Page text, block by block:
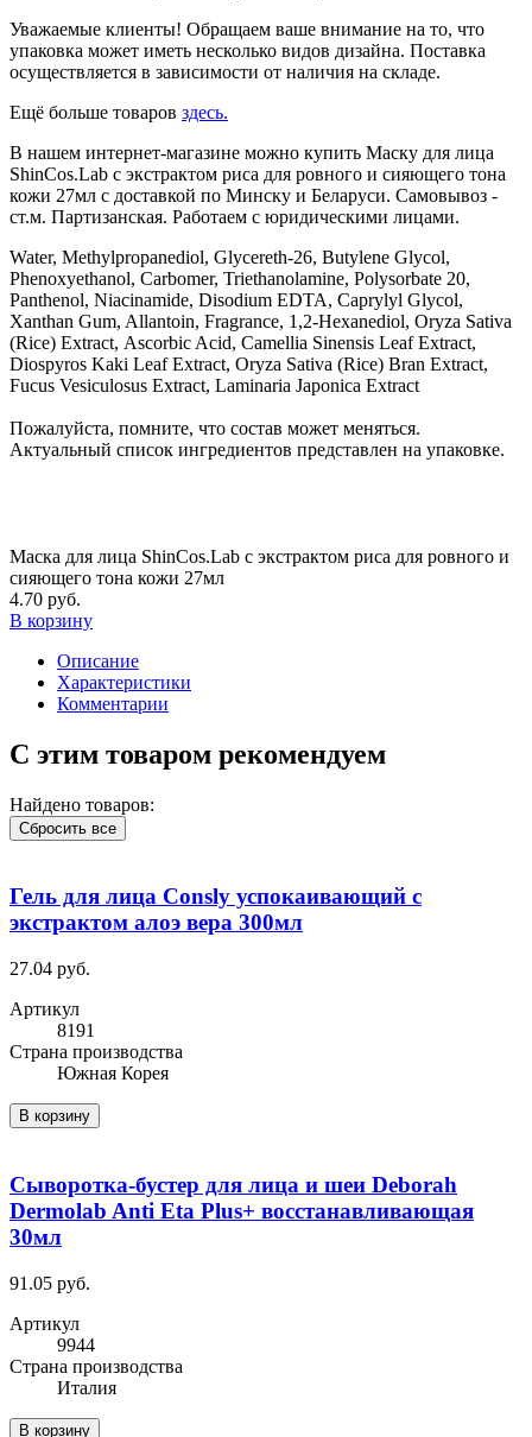
Уважаемые клиенты! Обращаем ваше внимание на то, что
упаковка может иметь несколько видов дизайна. Поставка
осуществляется в зависимости от наличия на складе.
Ещё больше товаров здесь.
В нашем интернет-магазине можно купить Маску для лица
ShinCos.Lab с экстрактом риса для ровного и сияющего тона
кожи 27мл с доставкой по Минску и Беларуси. Самовывоз -
ст.м. Партизанская. Работаем с юридическими лицами.
Water, Methylpropanediol, Glycereth-26, Butylene Glycol,
Phenoxyethanol, Carbomer, Triethanolamine, Polysorbate 20,
Panthenol, Niacinamide, Disodium EDTA, Caprylyl Glycol,
Xanthan Gum, Allantoin, Fragrance, 1,2-Hexanediol, Oryza Sativa
(Rice) Extract, Ascorbic Acid, Camellia Sinensis Leaf Extract,
Diospyros Kaki Leaf Extract, Oryza Sativa (Rice) Bran Extract,
Fucus Vesiculosus Extract, Laminaria Japonica Extract
Пожалуйста, помните, что состав может меняться.
Актуальный список ингредиентов представлен на упаковке.
Маска для лица ShinCos.Lab с экстрактом риса для ровного и
сияющего тона кожи 27мл
4.70 руб.
В корзину
Описание
Характеристики
Комментарии
С этим товаром рекомендуем
Найдено товаров:
Сбросить все
Гель для лица Consly успокаивающий с
экстрактом алоэ вера 300мл
27.04 руб.
Артикул
8191
Cтрана производства
Южная Корея
В корзину
Сыворотка-бустер для лица и шеи Deborah
Dermolab Anti Eta Plus+ восстанавливающая
30мл
91.05 руб.
Артикул
9944
Cтрана производства
Италия
В корзину